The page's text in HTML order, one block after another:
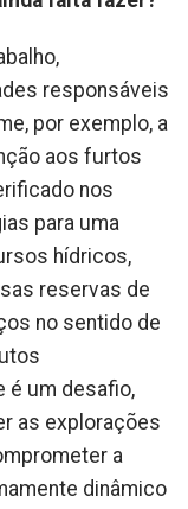
responsáveis
por exemplo, a
aos furtos
nos
para uma
hídricos,
reservas de
no sentido de
é um desafio,
as explorações
a
dinâmico